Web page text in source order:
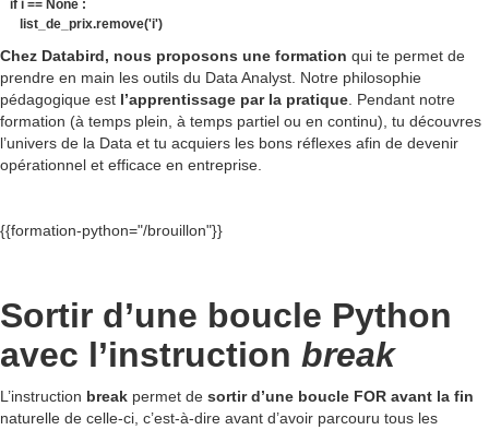
if i == None :
list_de_prix.remove('i')
Chez Databird, nous proposons une formation qui te permet de
prendre en main les outils du Data Analyst. Notre philosophie
pédagogique est l’apprentissage par la pratique . Pendant notre
formation (à temps plein, à temps partiel ou en continu), tu découvres
l’univers de la Data et tu acquiers les bons réflexes afin de devenir
opérationnel et efficace en entreprise.
{{formation-python="/brouillon"}}
Sortir d’une boucle Python
avec l’instruction break
L’instruction break permet de sortir d’une boucle FOR avant la fin
naturelle de celle-ci, c’est-à-dire avant d’avoir parcouru tous les